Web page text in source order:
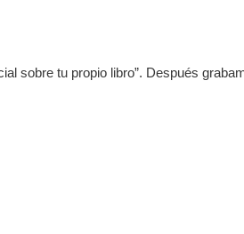
sobre tu propio libro”. Después